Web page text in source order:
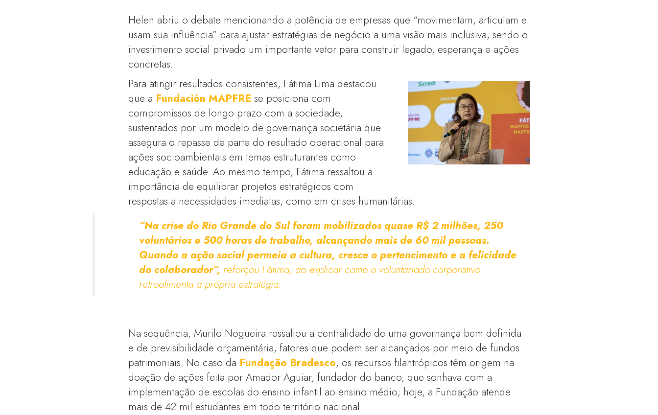
Helen abriu o debate mencionando a potência de empresas que “movimentam, articulam e
usam sua influência” para ajustar estratégias de negócio a uma visão mais inclusiva, sendo o
investimento social privado um importante vetor para construir legado, esperança e ações
concretas.
Para atingir resultados consistentes, Fátima Lima destacou
que a Fundación MAPFRE se posiciona com
compromissos de longo prazo com a sociedade,
sustentados por um modelo de governança societária que
assegura o repasse de parte do resultado operacional para
ações socioambientais em temas estruturantes como
educação e saúde. Ao mesmo tempo, Fátima ressaltou a
importância de equilibrar projetos estratégicos com
respostas a necessidades imediatas, como em crises humanitárias.
“Na crise do Rio Grande do Sul foram mobilizados quase R$ 2 milhões, 250
voluntários e 500 horas de trabalho, alcançando mais de 60 mil pessoas.
Quando a ação social permeia a cultura, cresce o pertencimento e a felicidade
do colaborador”, reforçou Fátima, ao explicar como o voluntariado corporativo
retroalimenta a própria estratégia.
Na sequência, Murilo Nogueira ressaltou a centralidade de uma governança bem definida
e de previsibilidade orçamentária, fatores que podem ser alcançados por meio de fundos
patrimoniais. No caso da Fundação Bradesco, os recursos filantrópicos têm origem na
doação de ações feita por Amador Aguiar, fundador do banco, que sonhava com a
implementação de escolas do ensino infantil ao ensino médio; hoje, a Fundação atende
mais de 42 mil estudantes em todo território nacional.